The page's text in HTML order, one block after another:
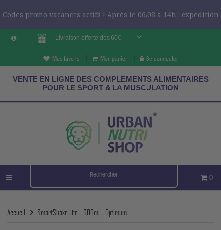
Codes promo vacances actifs ! Après le 06/08 à 14h : expédition
Livraison offerte dès 60€
Mes favoris Mon panier Se connecter
VENTE EN LIGNE DES COMPLEMENTS ALIMENTAIRES
POUR LE SPORT & LA MUSCULATION
0
Accueil SmartShake Lite - 600ml - Optimum